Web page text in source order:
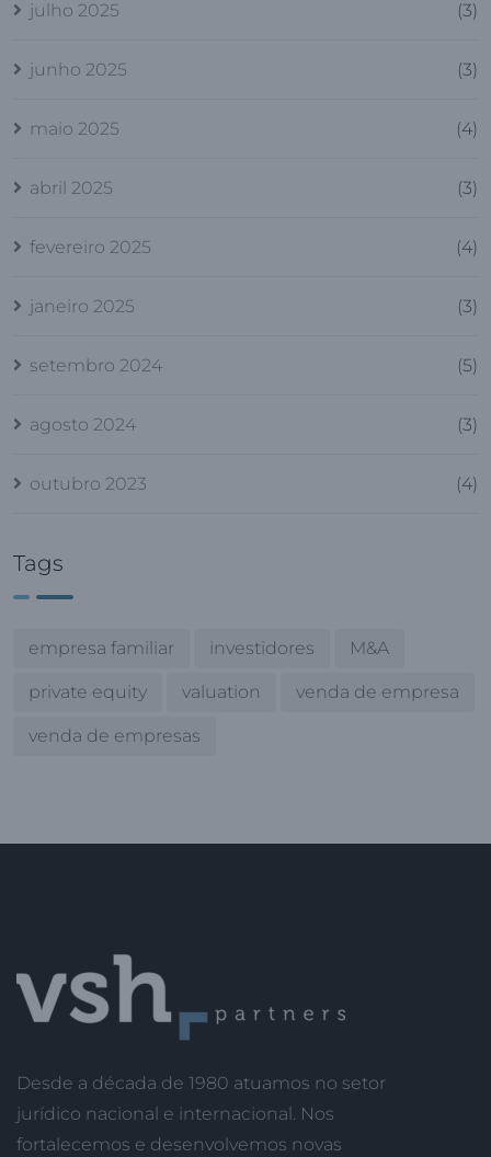
julho 2025 (3)
junho 2025 (3)
maio 2025 (4)
abril 2025 (3)
fevereiro 2025 (4)
janeiro 2025 (3)
setembro 2024 (5)
agosto 2024 (3)
outubro 2023 (4)
Tags
empresa familiar investidores M&A
private equity valuation venda de empresa
venda de empresas
Desde a década de 1980 atuamos no setor
jurídico nacional e internacional. Nos
fortalecemos e desenvolvemos novas